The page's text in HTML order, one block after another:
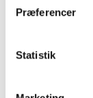
Præferencer
Statistik